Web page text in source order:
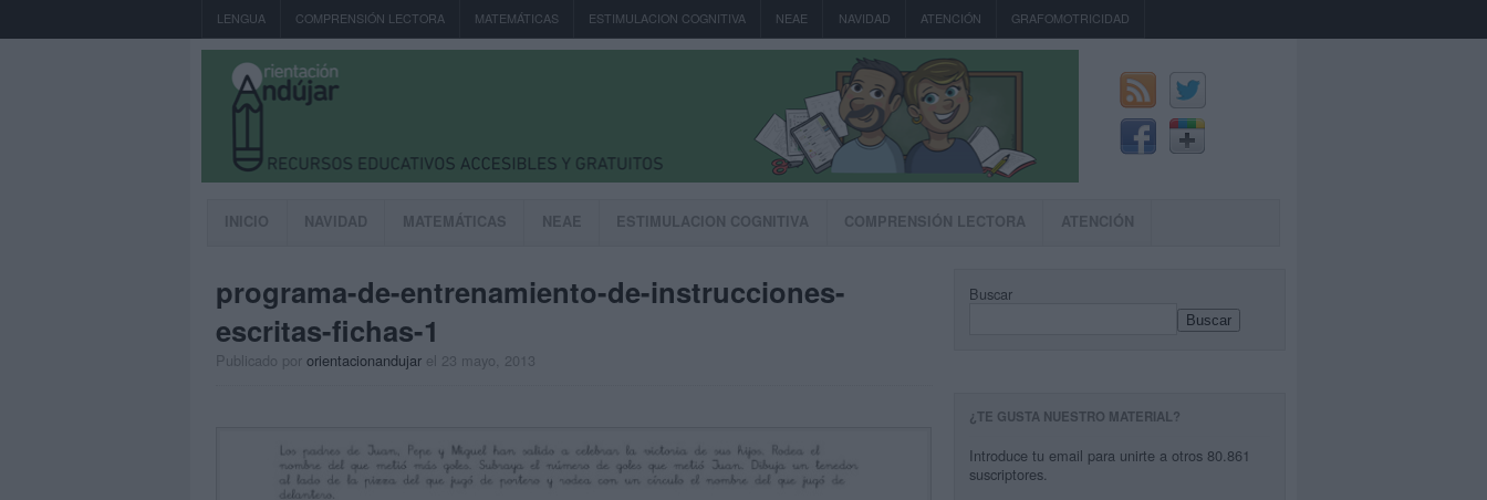
LENGUA COMPRENSIÓN LECTORA MATEMÁTICAS ESTIMULACION COGNITIVA NEAE NAVIDAD ATENCIÓN GRAFOMOTRICIDAD
INICIO NAVIDAD MATEMÁTICAS NEAE ESTIMULACION COGNITIVA COMPRENSIÓN LECTORA ATENCIÓN
programa-de-entrenamiento-de-instrucciones-
escritas-fichas-1
Publicado por orientacionandujar el 23 mayo, 2013
Buscar
Buscar
¿TE GUSTA NUESTRO MATERIAL?
Introduce tu email para unirte a otros 80.861
suscriptores.